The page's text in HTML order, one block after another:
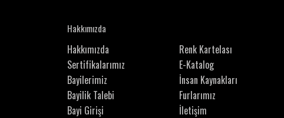
Hakkımızda
Hakkımızda
Sertifikalarımız
Bayilerimiz
Bayilik Talebi
Bayi Girişi
Renk Kartelası
E-Katalog
İnsan Kaynakları
Furlarımız
İletişim